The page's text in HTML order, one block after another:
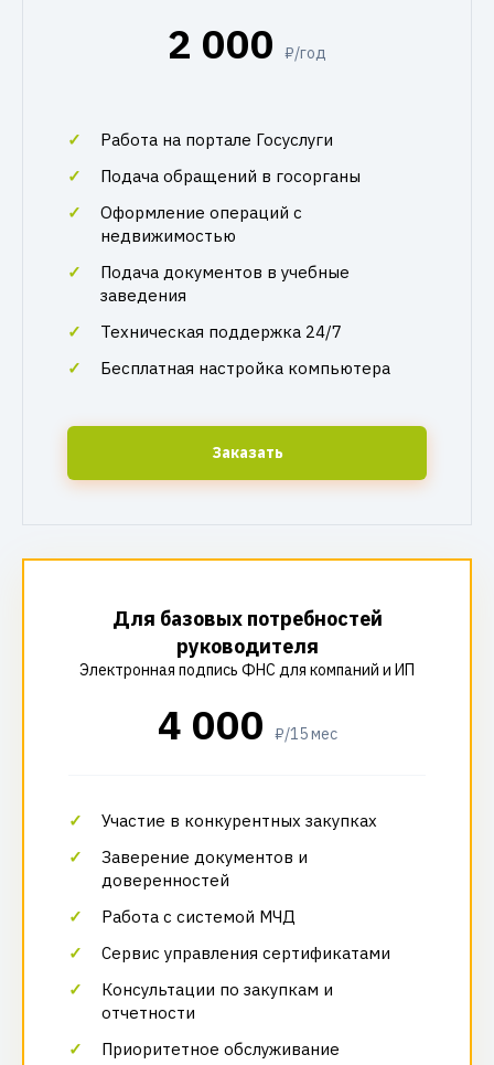
2 000 ₽/год
Работа на портале Госуслуги
Подача обращений в госорганы
Оформление операций с
недвижимостью
Подача документов в учебные
заведения
Техническая поддержка 24/7
Бесплатная настройка компьютера
Заказать
Для базовых потребностей
руководителя
Электронная подпись ФНС для компаний и ИП
4 000 ₽/15 мес
Участие в конкурентных закупках
Заверение документов и
доверенностей
Работа с системой МЧД
Сервис управления сертификатами
Консультации по закупкам и
отчетности
Приоритетное обслуживание